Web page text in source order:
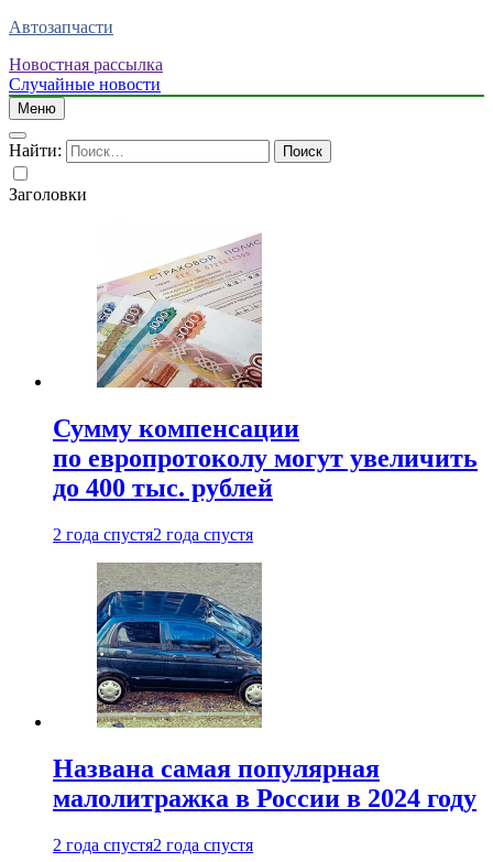
Автозапчасти
Новостная рассылка
Случайные новости
Меню
Найти:
Заголовки
Сумму компенсации
по европротоколу могут увеличить
до 400 тыс. рублей
2 года спустя2 года спустя
Названа самая популярная
малолитражка в России в 2024 году
2 года спустя2 года спустя